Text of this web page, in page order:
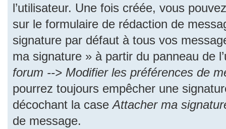
l’utilisateur. Une fois créée, vous
sur le formulaire de rédaction de
signature par défaut à tous vos
ma signature » à partir du panneau de
forum --> Modifier les préférences de
pourrez toujours empêcher une
décochant la caseAttacher ma
de message.